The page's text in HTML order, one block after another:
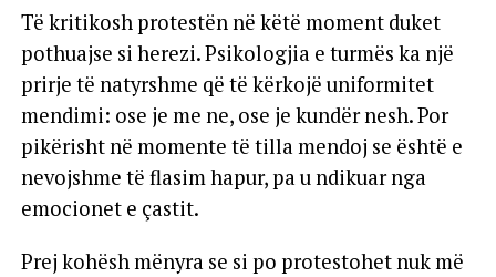
Të kritikosh protestën në këtë moment duket
pothuajse si herezi. Psikologjia e turmës ka një
prirje të natyrshme që të kërkojë uniformitet
mendimi: ose je me ne, ose je kundër nesh. Por
pikërisht në momente të tilla mendoj se është e
nevojshme të flasim hapur, pa u ndikuar nga
emocionet e çastit.
Prej kohësh mënyra se si po protestohet nuk më